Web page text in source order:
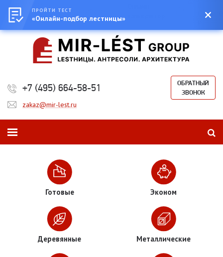
ЕкатеринбургКазаньНовосибирск
Петербург
Сумма:
+7 (495) 664-58-51
ОБРАТНЫЙ
ЗВОНОК
zakaz@mir-lest.ru
Готовые Эконом
Деревянные Металлические
ПРОЙТИ ТЕСТ
«Онлайн-подбор лестницы»